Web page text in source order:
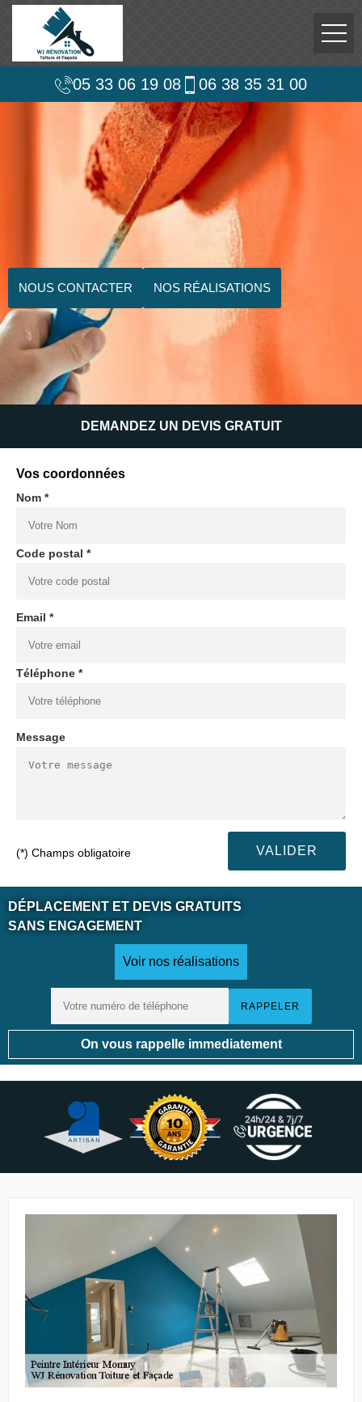
05 33 06 19 08 06 38 35 31 00
NOUS CONTACTER NOS RÉALISATIONS
DEMANDEZ UN DEVIS GRATUIT
Vos coordonnées
Nom *
Code postal *
Email *
Téléphone *
Message
(*) Champs obligatoire
DÉPLACEMENT ET DEVIS GRATUITS
SANS ENGAGEMENT
Voir nos réalisations
On vous rappelle immediatement